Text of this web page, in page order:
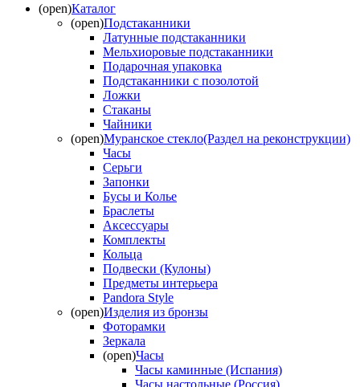
(open)Каталог
(open)Подстаканники
Латунные подстаканники
Мельхиоровые подстаканники
Подарочная упаковка
Подстаканники с позолотой
Ложки
Стаканы
Чайники
(open)Муранское стекло(Раздел на реконструкции)
Часы
Серьги
Запонки
Бусы и Колье
Браслеты
Аксессуары
Комплекты
Кольца
Подвески (Кулоны)
Предметы интерьера
Pandora Style
(open)Изделия из бронзы
Фоторамки
Зеркала
(open)Часы
Часы каминные (Испания)
Часы настольные (Россия)